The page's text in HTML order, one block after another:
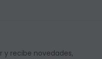
y recibe novedades,